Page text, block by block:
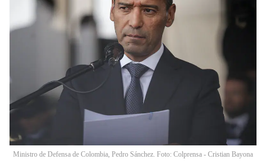
Ministro de Defensa de Colombia, Pedro Sánchez. Foto: Colprensa - Cristian Bayona